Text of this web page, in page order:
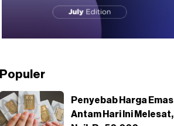
Populer
Penyebab Harga Emas
Antam Hari Ini Melesat,